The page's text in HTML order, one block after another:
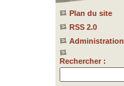
Plan du site
RSS 2.0
Administration
Rechercher :